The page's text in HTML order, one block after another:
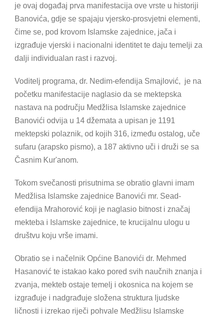
je ovaj događaj prva manifestacija ove vrste u historiji
Banovića, gdje se spajaju vjersko-prosvjetni elementi,
čime se, pod krovom Islamske zajednice, jača i
izgrađuje vjerski i nacionalni identitet te daju temelji za
dalji individualan rast i razvoj.
Voditelj programa, dr. Nedim-efendija Smajlović, je na
početku manifestacije naglasio da se mektepska
nastava na području Medžlisa Islamske zajednice
Banovići odvija u 14 džemata a upisan je 1191
mektepski polaznik, od kojih 316, između ostalog, uče
sufaru (arapsko pismo), a 187 aktivno uči i druži se sa
Časnim Kur'anom.
Tokom svečanosti prisutnima se obratio glavni imam
Medžlisa Islamske zajednice Banovići mr. Sead-
efendija Mrahorović koji je naglasio bitnost i značaj
mekteba i Islamske zajednice, te krucijalnu ulogu u
društvu koju vrše imami.
Obratio se i načelnik Općine Banovići dr. Mehmed
Hasanović te istakao kako pored svih naučnih znanja i
zvanja, mekteb ostaje temelj i okosnica na kojem se
izgrađuje i nadgrađuje složena struktura ljudske
ličnosti i izrekao riječi pohvale Medžlisu Islamske